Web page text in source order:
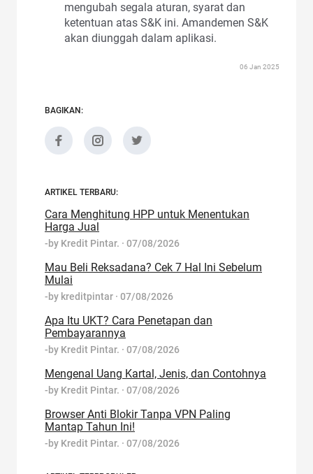
mengubah segala aturan, syarat dan
ketentuan atas S&K ini. Amandemen S&K
akan diunggah dalam aplikasi.
06 Jan 2025
BAGIKAN:
ARTIKEL TERBARU:
Cara Menghitung HPP untuk Menentukan
Harga Jual
-by Kredit Pintar. · 07/08/2026
Mau Beli Reksadana? Cek 7 Hal Ini Sebelum
Mulai
-by kreditpintar · 07/08/2026
Apa Itu UKT? Cara Penetapan dan
Pembayarannya
-by Kredit Pintar. · 07/08/2026
Mengenal Uang Kartal, Jenis, dan Contohnya
-by Kredit Pintar. · 07/08/2026
Browser Anti Blokir Tanpa VPN Paling
Mantap Tahun Ini!
-by Kredit Pintar. · 07/08/2026